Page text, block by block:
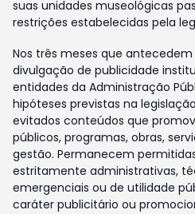
suas unidades museológicas
restrições estabelecidas pela
Nos três meses que
divulgação de publicidade
entidades da Administração
hipóteses previstas na
evitados conteúdos que
públicos, programas, obras,
gestão. Permanecem
estritamente administrativas,
emergenciais ou de utilidade
caráter publicitário ou